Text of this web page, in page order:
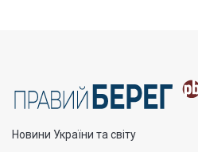
Новини України та світу